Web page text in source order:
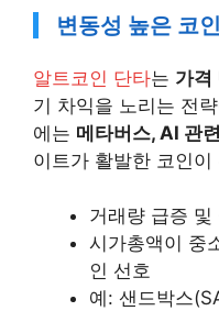
변동성 높은 코
알트코인 단타는 가격
기 차익을 노리는 전
에는 메타버스, AI 관
이트가 활발한 코인
거래량 급증 및
시가총액이 중
인 선호
예: 샌드박스